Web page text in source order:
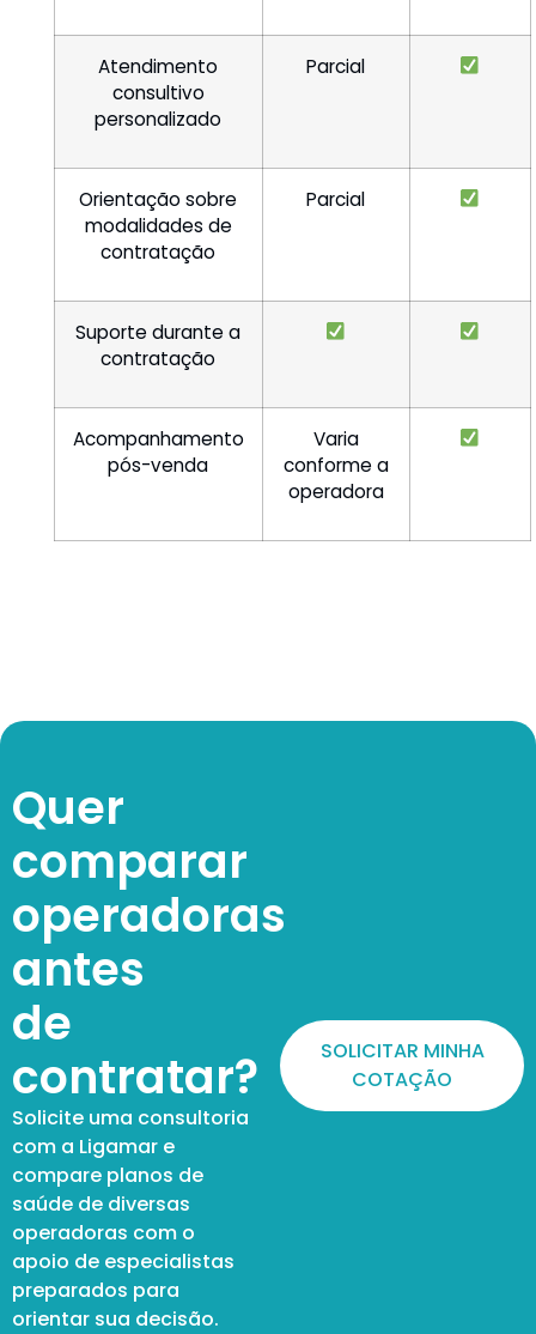
Atendimento
consultivo
personalizado
Parcial
Orientação sobre
modalidades de
contratação
Parcial
Suporte durante a
contratação
Acompanhamento
pós-venda
Varia
conforme a
operadora
Quer
comparar
operadoras
antes
de
contratar?
Solicite uma consultoria
com a Ligamar e
compare planos de
saúde de diversas
operadoras com o
apoio de especialistas
preparados para
orientar sua decisão.
SOLICITAR MINHA
COTAÇÃO